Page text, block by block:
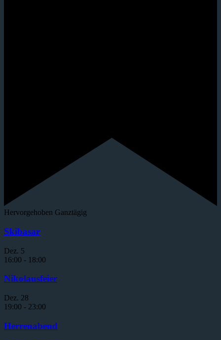
Hervorgehoben Ganztägig
Skibasar
Dez. 5
16:00 - 18:00
Nikolausfeier
Dez. 28
19:00 - 23:00
Herrenabend